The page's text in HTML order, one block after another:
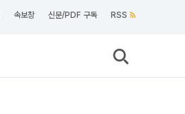
속보창 신문/PDF 구독 RSS